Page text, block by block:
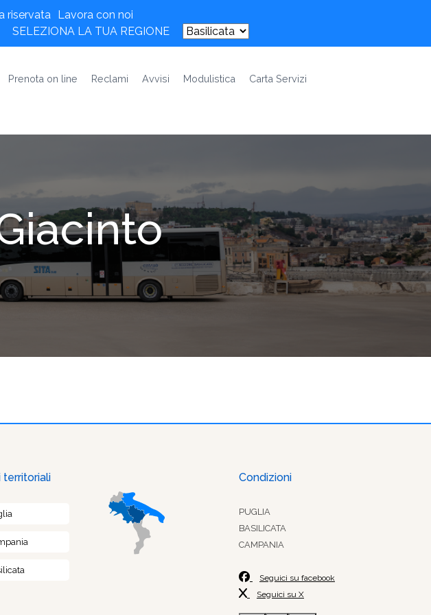
riservata Lavora con noi
SELEZIONA LA TUA REGIONE
Prenota on line Reclami Avvisi Modulistica
Carta Servizi
territoriali Condizioni
PUGLIA
BASILICATA
CAMPANIA
Seguici su facebook
Seguici su X